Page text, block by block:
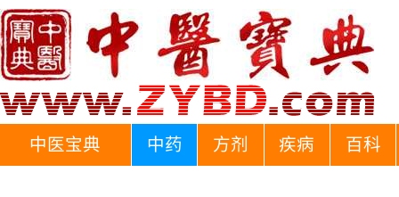
中医宝典 中药 方剂 疾病 百科